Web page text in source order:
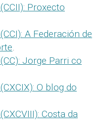
Proxecto
A Federación de
.
Jorge Parri co
O blog do
Costa da